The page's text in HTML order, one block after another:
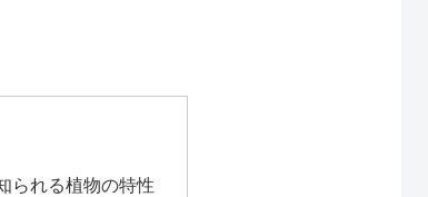
られる植物の特性